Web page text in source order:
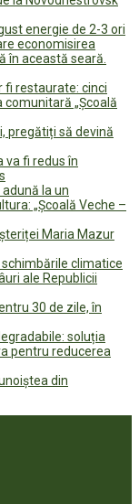
energie de 2-3 ori
economisirea
în această seară.
fi restaurate: cinci
„Școală
pregătiți să devină
va fi redus în
la un
„Școală Veche –
Maria Mazur
climatice
ale Republicii
30 de zile, în
soluția
pentru reducerea
din